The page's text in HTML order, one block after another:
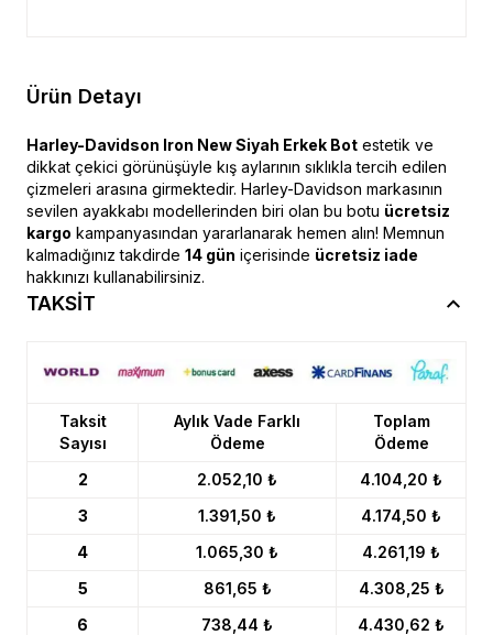
Ürün Detayı
Harley-Davidson Iron New Siyah Erkek Bot estetik ve
dikkat çekici görünüşüyle kış aylarının sıklıkla tercih edilen
çizmeleri arasına girmektedir. Harley-Davidson markasının
sevilen ayakkabı modellerinden biri olan bu botu ücretsiz
kargo kampanyasından yararlanarak hemen alın! Memnun
kalmadığınız takdirde 14 gün içerisinde ücretsiz iade
hakkınızı kullanabilirsiniz.
TAKSİT
Taksit
Sayısı
Aylık Vade Farklı
Ödeme
Toplam
Ödeme
2
2.052,10 ₺
4.104,20 ₺
3
1.391,50 ₺
4.174,50 ₺
4
1.065,30 ₺
4.261,19 ₺
5
861,65 ₺
4.308,25 ₺
6
738,44 ₺
4.430,62 ₺